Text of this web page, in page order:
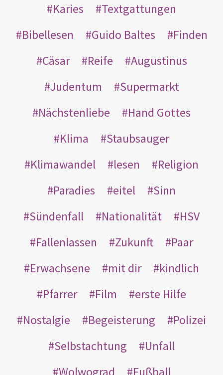
Karies
Textgattungen
Bibellesen
Guido Baltes
Finden
Cäsar
Reife
Augustinus
Judentum
Supermarkt
Nächstenliebe
Hand Gottes
Klima
Staubsauger
Klimawandel
lesen
Religion
Paradies
eitel
Sinn
Sündenfall
Nationalität
HSV
Fallenlassen
Zukunft
Paar
Erwachsene
mit dir
kindlich
Pfarrer
Film
erste Hilfe
Nostalgie
Begeisterung
Polizei
Selbstachtung
Unfall
Wolwograd
Fußball